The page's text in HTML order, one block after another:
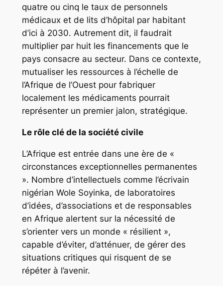
quatre ou cinq le taux de personnels
médicaux et de lits d’hôpital par habitant
d’ici à 2030. Autrement dit, il faudrait
multiplier par huit les financements que le
pays consacre au secteur. Dans ce contexte,
mutualiser les ressources à l’échelle de
l’Afrique de l’Ouest pour fabriquer
localement les médicaments pourrait
représenter un premier jalon, stratégique.
Le rôle clé de la société civile
L’Afrique est entrée dans une ère de «
circonstances exceptionnelles permanentes
». Nombre d’intellectuels comme l’écrivain
nigérian Wole Soyinka, de laboratoires
d’idées, d’associations et de responsables
en Afrique alertent sur la nécessité de
s’orienter vers un monde « résilient »,
capable d’éviter, d’atténuer, de gérer des
situations critiques qui risquent de se
répéter à l’avenir.